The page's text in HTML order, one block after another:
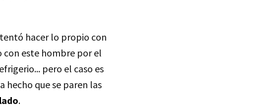
hacer lo propio con
con este hombre por el
pero el caso es
hecho que se paren las
.